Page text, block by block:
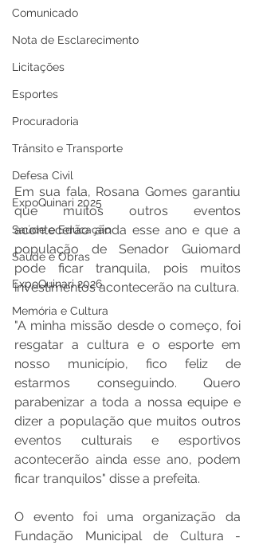
Comunicado
Nota de Esclarecimento
Licitações
Esportes
Procuradoria
Trânsito e Transporte
Defesa Civil
ExpoQuinari 2025
Saúde e Educação
Saúde e Obras
ExpoQuinari 2026
Memória e Cultura
Em sua fala, Rosana Gomes garantiu
que muitos outros eventos
acontecerão ainda esse ano e que a
população de Senador Guiomard
pode ficar tranquila, pois muitos
"A minha missão desde o começo, foi
resgatar a cultura e o esporte em
nosso município, fico feliz de
estarmos conseguindo. Quero
parabenizar a toda a nossa equipe e
dizer a população que muitos outros
eventos culturais e esportivos
acontecerão ainda esse ano, podem
ficar tranquilos" disse a prefeita.
O evento foi uma organização da
Fundação Municipal de Cultura -